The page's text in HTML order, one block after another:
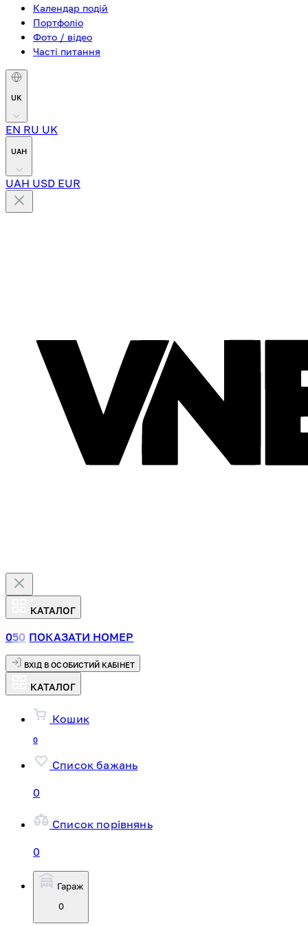
Календар подій
Портфоліо
Фото / відео
Часті питання
UK
EN RU UK
UAH
UAH USD EUR
КАТАЛОГ
050 ПОКАЗАТИ НОМЕР
ВХІД В ОСОБИСТИЙ КАБІНЕТ
КАТАЛОГ
Кошик
0
Список бажань
0
Список порівнянь
0
Гараж
0